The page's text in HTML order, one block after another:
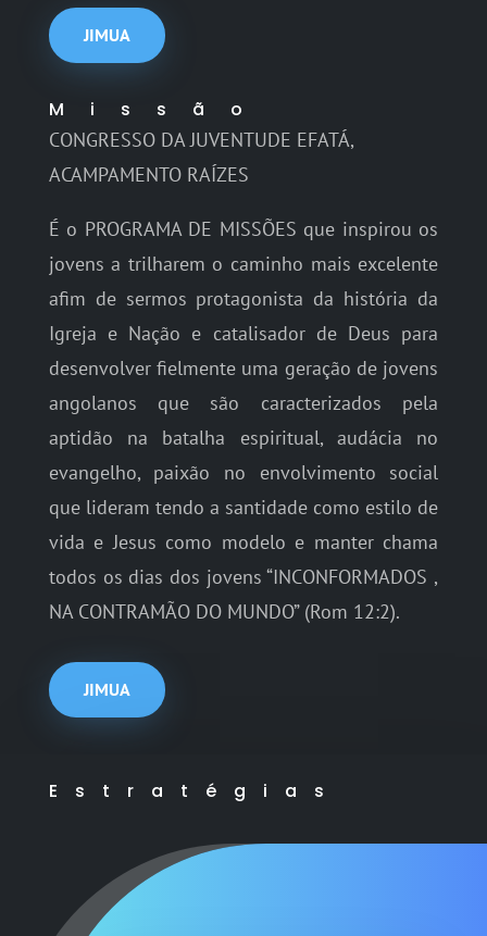
JIMUA
Missão
CONGRESSO DA JUVENTUDE EFATÁ,
ACAMPAMENTO RAÍZES
É o PROGRAMA DE MISSÕES que inspirou os
jovens a trilharem o caminho mais excelente
afim de sermos protagonista da história da
Igreja e Nação e catalisador de Deus para
desenvolver fielmente uma geração de jovens
angolanos que são caracterizados pela
aptidão na batalha espiritual, audácia no
evangelho, paixão no envolvimento social
que lideram tendo a santidade como estilo de
vida e Jesus como modelo e manter chama
todos os dias dos jovens “INCONFORMADOS ,
NA CONTRAMÃO DO MUNDO” (Rom 12:2).
JIMUA
Estratégias